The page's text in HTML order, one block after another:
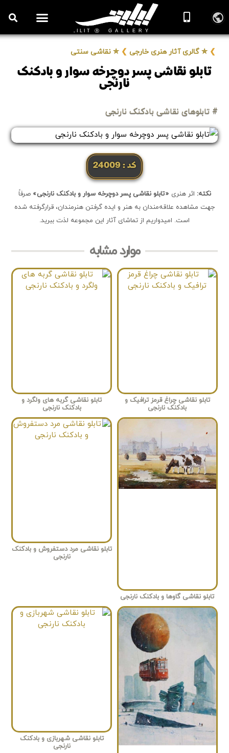
❯ ✮ گالری آثار هنری خارجی ❯ ✮ نقاشی سنتی
تابلو نقاشی پسر دوچرخه سوار و بادکنک
نارنجی
# تابلوهای نقاشی بادکنک نارنجی
کد: 24009
نکته: اثر هنری «تابلو نقاشی پسر دوچرخه سوار و بادکنک نارنجی» صرفاً
جهت مشاهده علاقه‌مندان به هنر و ایده گرفتن هنرمندان، قرارگرفته شده
است. امیدواریم از تماشای آثار این مجموعه لذت ببرید.
موارد مشابه
تابلو نقاشی چراغ قرمز ترافیک و
بادکنک نارنجی
تابلو نقاشی گربه های ولگرد و
بادکنک نارنجی
تابلو نقاشی گاوها و بادکنک نارنجی
تابلو نقاشی مرد دستفروش و بادکنک
نارنجی
تابلو نقاشی شهربازی و بادکنک
نارنجی